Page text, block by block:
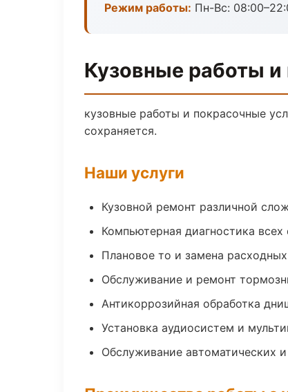
Режим работы: Пн-Вс:
Кузовные работы и
кузовные работы и покрасочные
сохраняется.
Наши услуги
Кузовной ремонт различной
Компьютерная диагностика всех
Плановое то и замена
Обслуживание и ремонт
Антикоррозийная обработка
Установка аудиосистем и
Обслуживание автоматических